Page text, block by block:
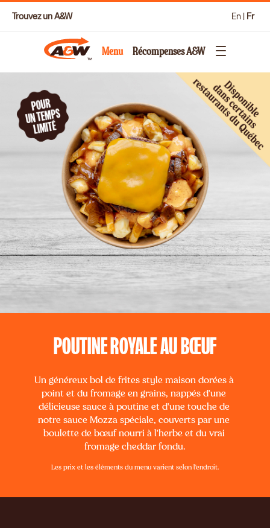
Trouvez un A&W En| Fr
Menu Récompenses A&W
POUTINE ROYALE AU BŒUF
Un généreux bol de frites style maison dorées à
point et du fromage en grains, nappés d'une
délicieuse sauce à poutine et d'une touche de
notre sauce Mozza spéciale, couverts par une
boulette de bœuf nourri à l'herbe et du vrai
fromage cheddar fondu.
Les prix et les éléments du menu varient selon l'endroit.